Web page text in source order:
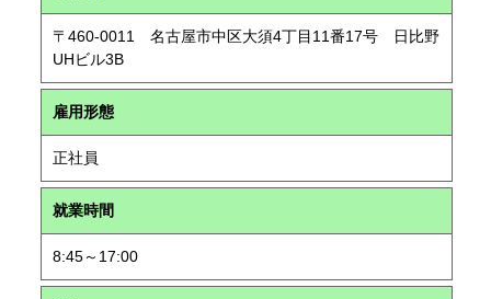
〒460-0011 名古屋市中区大須4丁目11番17号 日比野
UHビル3B
雇用形態
正社員
就業時間
8:45～17:00